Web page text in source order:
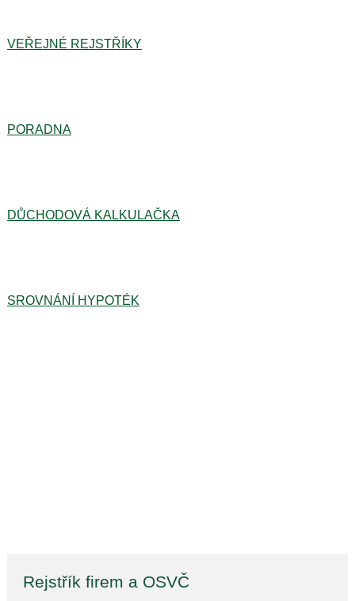
VEŘEJNÉ REJSTŘÍKY
PORADNA
DŮCHODOVÁ KALKULAČKA
SROVNÁNÍ HYPOTÉK
Rejstřík firem a OSVČ